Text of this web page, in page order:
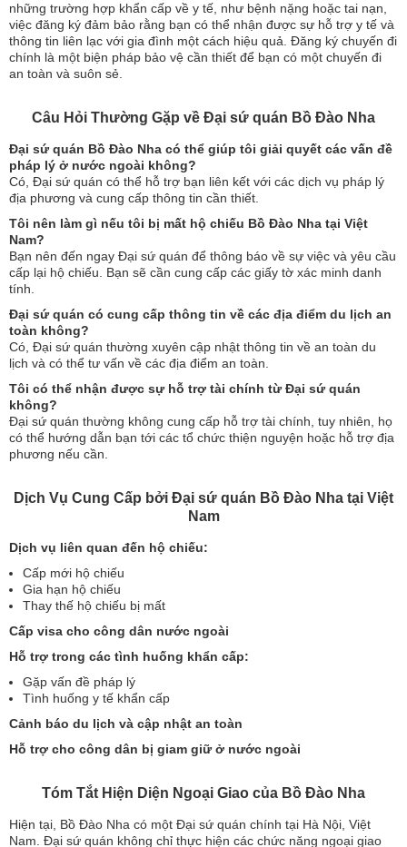
những trường hợp khẩn cấp về y tế, như bệnh nặng hoặc tai nạn,
việc đăng ký đảm bảo rằng bạn có thể nhận được sự hỗ trợ y tế và
thông tin liên lạc với gia đình một cách hiệu quả. Đăng ký chuyến đi
chính là một biện pháp bảo vệ cần thiết để bạn có một chuyến đi
an toàn và suôn sẻ.
Câu Hỏi Thường Gặp về Đại sứ quán Bồ Đào Nha
Đại sứ quán Bồ Đào Nha có thể giúp tôi giải quyết các vấn đề
pháp lý ở nước ngoài không?
Có, Đại sứ quán có thể hỗ trợ bạn liên kết với các dịch vụ pháp lý
địa phương và cung cấp thông tin cần thiết.
Tôi nên làm gì nếu tôi bị mất hộ chiếu Bồ Đào Nha tại Việt
Nam?
Bạn nên đến ngay Đại sứ quán để thông báo về sự việc và yêu cầu
cấp lại hộ chiếu. Bạn sẽ cần cung cấp các giấy tờ xác minh danh
tính.
Đại sứ quán có cung cấp thông tin về các địa điểm du lịch an
toàn không?
Có, Đại sứ quán thường xuyên cập nhật thông tin về an toàn du
lịch và có thể tư vấn về các địa điểm an toàn.
Tôi có thể nhận được sự hỗ trợ tài chính từ Đại sứ quán
không?
Đại sứ quán thường không cung cấp hỗ trợ tài chính, tuy nhiên, họ
có thể hướng dẫn bạn tới các tổ chức thiện nguyện hoặc hỗ trợ địa
phương nếu cần.
Dịch Vụ Cung Cấp bởi Đại sứ quán Bồ Đào Nha tại Việt
Nam
Dịch vụ liên quan đến hộ chiếu:
Cấp mới hộ chiếu
Gia hạn hộ chiếu
Thay thế hộ chiếu bị mất
Cấp visa cho công dân nước ngoài
Hỗ trợ trong các tình huống khẩn cấp:
Gặp vấn đề pháp lý
Tình huống y tế khẩn cấp
Cảnh báo du lịch và cập nhật an toàn
Hỗ trợ cho công dân bị giam giữ ở nước ngoài
Tóm Tắt Hiện Diện Ngoại Giao của Bồ Đào Nha
Hiện tại, Bồ Đào Nha có một Đại sứ quán chính tại Hà Nội, Việt
Nam. Đại sứ quán không chỉ thực hiện các chức năng ngoại giao